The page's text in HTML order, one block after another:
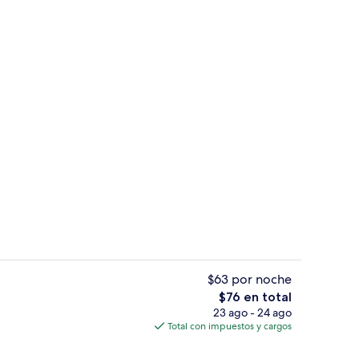
Interior
$63 por noche
El
precio
total
$76 en total
23 ago - 24 ago
Total con impuestos y cargos